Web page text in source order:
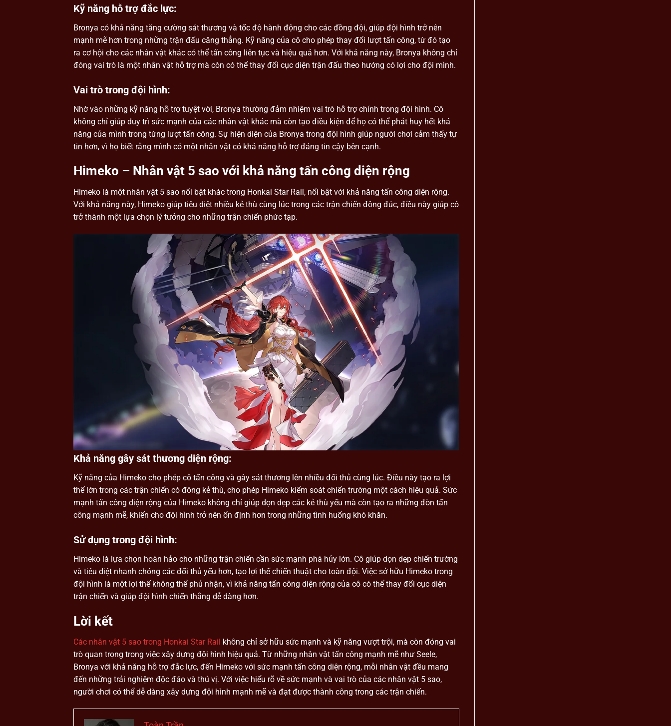
Kỹ năng hỗ trợ đắc lực:
Bronya có khả năng tăng cường sát thương và tốc độ hành động cho các đồng đội, giúp đội hình trở nên
mạnh mẽ hơn trong những trận đấu căng thẳng. Kỹ năng của cô cho phép thay đổi lượt tấn công, từ đó tạo
ra cơ hội cho các nhân vật khác có thể tấn công liên tục và hiệu quả hơn. Với khả năng này, Bronya không chỉ
đóng vai trò là một nhân vật hỗ trợ mà còn có thể thay đổi cục diện trận đấu theo hướng có lợi cho đội mình.
Vai trò trong đội hình:
Nhờ vào những kỹ năng hỗ trợ tuyệt vời, Bronya thường đảm nhiệm vai trò hỗ trợ chính trong đội hình. Cô
không chỉ giúp duy trì sức mạnh của các nhân vật khác mà còn tạo điều kiện để họ có thể phát huy hết khả
năng của mình trong từng lượt tấn công. Sự hiện diện của Bronya trong đội hình giúp người chơi cảm thấy tự
tin hơn, vì họ biết rằng mình có một nhân vật có khả năng hỗ trợ đáng tin cậy bên cạnh.
Himeko – Nhân vật 5 sao với khả năng tấn công diện rộng
Himeko là một nhân vật 5 sao nổi bật khác trong Honkai Star Rail, nổi bật với khả năng tấn công diện rộng.
Với khả năng này, Himeko giúp tiêu diệt nhiều kẻ thù cùng lúc trong các trận chiến đông đúc, điều này giúp cô
trở thành một lựa chọn lý tưởng cho những trận chiến phức tạp.
Khả năng gây sát thương diện rộng:
Kỹ năng của Himeko cho phép cô tấn công và gây sát thương lên nhiều đối thủ cùng lúc. Điều này tạo ra lợi
thế lớn trong các trận chiến có đông kẻ thù, cho phép Himeko kiểm soát chiến trường một cách hiệu quả. Sức
mạnh tấn công diện rộng của Himeko không chỉ giúp dọn dẹp các kẻ thù yếu mà còn tạo ra những đòn tấn
công mạnh mẽ, khiến cho đội hình trở nên ổn định hơn trong những tình huống khó khăn.
Sử dụng trong đội hình:
Himeko là lựa chọn hoàn hảo cho những trận chiến cần sức mạnh phá hủy lớn. Cô giúp dọn dẹp chiến trường
và tiêu diệt nhanh chóng các đối thủ yếu hơn, tạo lợi thế chiến thuật cho toàn đội. Việc sở hữu Himeko trong
đội hình là một lợi thế không thể phủ nhận, vì khả năng tấn công diện rộng của cô có thể thay đổi cục diện
trận chiến và giúp đội hình chiến thắng dễ dàng hơn.
Lời kết
Các nhân vật 5 sao trong Honkai Star Rail không chỉ sở hữu sức mạnh và kỹ năng vượt trội, mà còn đóng vai
trò quan trọng trong việc xây dựng đội hình hiệu quả. Từ những nhân vật tấn công mạnh mẽ như Seele,
Bronya với khả năng hỗ trợ đắc lực, đến Himeko với sức mạnh tấn công diện rộng, mỗi nhân vật đều mang
đến những trải nghiệm độc đáo và thú vị. Với việc hiểu rõ về sức mạnh và vai trò của các nhân vật 5 sao,
người chơi có thể dễ dàng xây dựng đội hình mạnh mẽ và đạt được thành công trong các trận chiến.